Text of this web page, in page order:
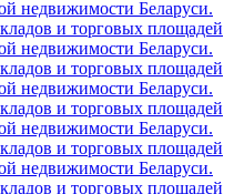
недвижимости Беларуси.
и торговых площадей
недвижимости Беларуси.
и торговых площадей
недвижимости Беларуси.
и торговых площадей
недвижимости Беларуси.
и торговых площадей
недвижимости Беларуси.
и торговых площадей